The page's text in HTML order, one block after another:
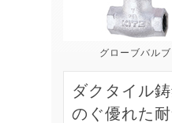
グローブバルブ
ダクタイル
のぐ優れた